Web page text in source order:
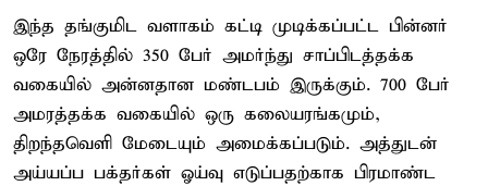
இந்த தங்குமிட வளாகம் கட்டி முடிக்கப்பட்ட பின்னர்
ஒரே நேரத்தில் 350 பேர் அமர்ந்து சாப்பிடத்தக்க
வகையில் அன்னதான மண்டபம் இருக்கும். 700 பேர்
அமரத்தக்க வகையில் ஒரு கலையரங்கமும்,
திறந்தவெளி மேடையும் அமைக்கப்படும். அத்துடன்
அய்யப்ப பக்தர்கள் ஓய்வு எடுப்பதற்காக பிரமாண்ட